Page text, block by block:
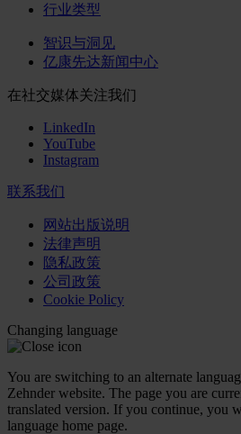
行业类型
智识与洞见
亿康先达新闻中心
在社交媒体关注我们
LinkedIn
YouTube
Instagram
联系我们
网站出版说明
法律声明
隐私政策
公司政策
Cookie Policy
Changing language
You are switching to an alternate
Zehnder website. The page you are
translated version. If you continue, you
language home page.